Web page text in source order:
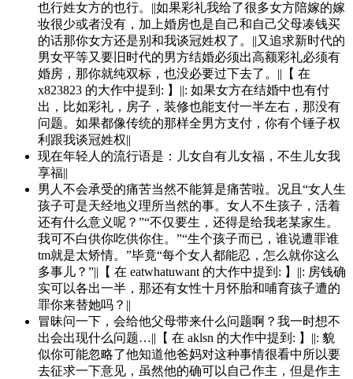
也行姓女方的也行。||如果彩礼我给了很多女方陪嫁的嫁
妆很少或者没有，加上婚房也是自己和自己父母凑钱买
的话那你女方还是别和我谈冠姓权了。||又追求新时代的
男女平等又要旧时代的男方结婚必须出高额彩礼必须有
婚房，那你就纯双标，也没必要过下去了。||【 在
x823823 的大作中提到: 】||: 如果女方在结婚中也有付
出，比如彩礼，房子，装修也能支付一半左右，那没有
问题。如果都像传统的那样全男方支付，你有个锤子权
利跟我谈冠姓权||
现在年轻人的流行语是：儿女自有儿女福，不生儿女我
享福||
男人不会承受的痛苦当然不能算是痛苦啦。况且“女人生
孩子可是天经地义理所当然的事。女人不生孩子，活着
还有什么意义呢？”“不仅要生，还得是给我老某家生。
我可不白供你吃供你住。”“生个孩子而已，谁说遭罪谁
tm就是太矫情。”毕竟“每个女人都能忍，怎么就你这么
多事儿？”||【 在 eatwhatuwant 的大作中提到: 】||: 房钱确
实可以各出一半，那还有女性十月怀胎和哺育孩子遭的
罪你来替她吗？||
冒昧问一下，会给他父母带来什么问题啊？我一时想不
出会出现什么问题…||【 在 aklsn 的大作中提到: 】||: 貌
似你可能忽略了他知道他爸妈对这种事情很看中所以要
去征求一下意见，虽然他的确可以自己作主，但是作主